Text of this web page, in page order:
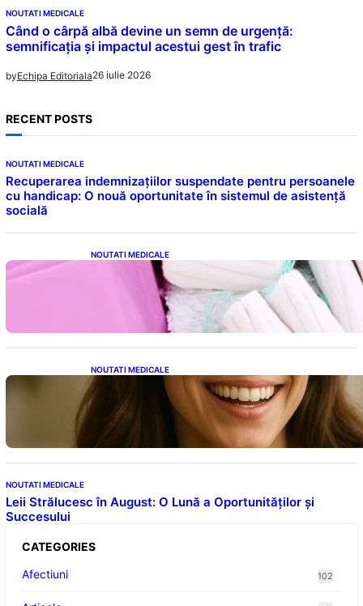
NOUTATI MEDICALE
Când o cârpă albă devine un semn de urgență:
semnificația și impactul acestui gest în trafic
byEchipa Editoriala26 iulie 2026
RECENT POSTS
NOUTATI MEDICALE
Recuperarea indemnizațiilor suspendate pentru persoanele
cu handicap: O nouă oportunitate în sistemul de asistență
socială
NOUTATI MEDICALE
Tampoanele menstruale: O analiză profundă
a riscurilor legate de metale toxice
NOUTATI MEDICALE
Ceaiul – Băutura care protejează inima:
Descoperiri recente despre beneficiile
consumului zilnic
NOUTATI MEDICALE
Leii Strălucesc în August: O Lună a Oportunităților și
Succesului
CATEGORIES
Afectiuni
102